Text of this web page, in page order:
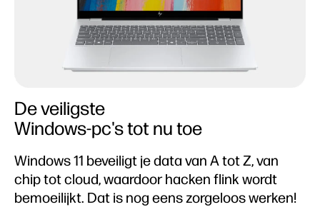
De veiligste
Windows-pc's tot nu toe
Windows 11 beveiligt je data van A tot Z, van
chip tot cloud, waardoor hacken flink wordt
bemoeilijkt. Dat is nog eens zorgeloos werken!